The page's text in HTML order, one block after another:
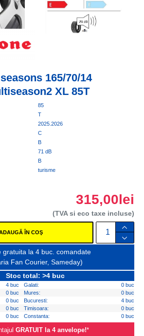
165/70/14
XL 85T
85
T
2025.2026
C
B
71 dB
B
turisme
315,00lei
(TVA si eco taxe incluse)
ÎN COŞ
gratuita la 4 buc. comandate
Fan Courier, Sameday)
Stoc total: >4 buc
4 buc Galati:
0 buc
0 buc Mures:
0 buc
0 buc Bucuresti:
4 buc
0 buc Timisoara:
0 buc
0 buc Constanta: 0 buc
GRATUIT la 4 anvelope!*